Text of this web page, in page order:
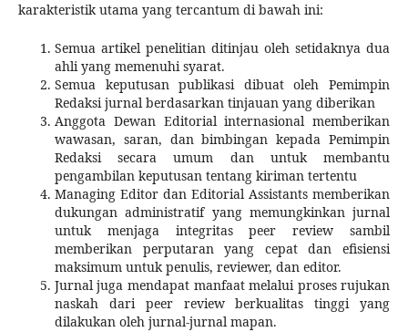
karakteristik utama yang tercantum di bawah ini:
Semua artikel penelitian ditinjau oleh setidaknya dua
ahli yang memenuhi syarat.
Semua keputusan publikasi dibuat oleh Pemimpin
Redaksi jurnal berdasarkan tinjauan yang diberikan
Anggota Dewan Editorial internasional memberikan
wawasan, saran, dan bimbingan kepada Pemimpin
Redaksi secara umum dan untuk membantu
pengambilan keputusan tentang kiriman tertentu
Managing Editor dan Editorial Assistants memberikan
dukungan administratif yang memungkinkan jurnal
untuk menjaga integritas peer review sambil
memberikan perputaran yang cepat dan efisiensi
maksimum untuk penulis, reviewer, dan editor.
Jurnal juga mendapat manfaat melalui proses rujukan
naskah dari peer review berkualitas tinggi yang
dilakukan oleh jurnal-jurnal mapan.